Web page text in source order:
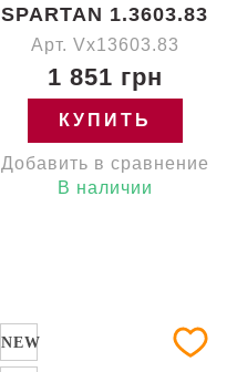
SPARTAN 1.3603.83
Арт. Vx13603.83
1 851 грн
КУПИТЬ
Добавить в сравнение
В наличии
NEW